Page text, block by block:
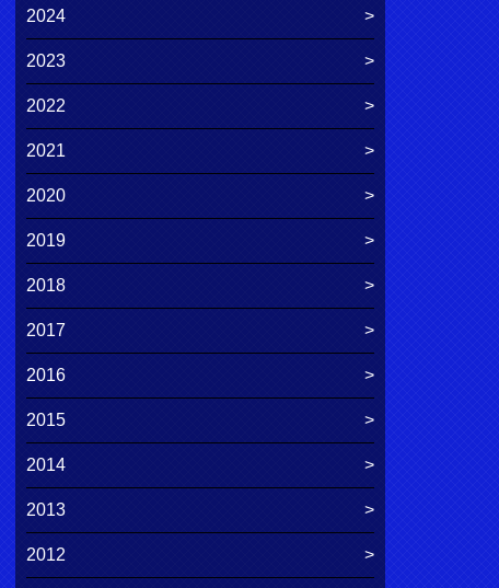
2024
2023
2022
2021
2020
2019
2018
2017
2016
2015
2014
2013
2012